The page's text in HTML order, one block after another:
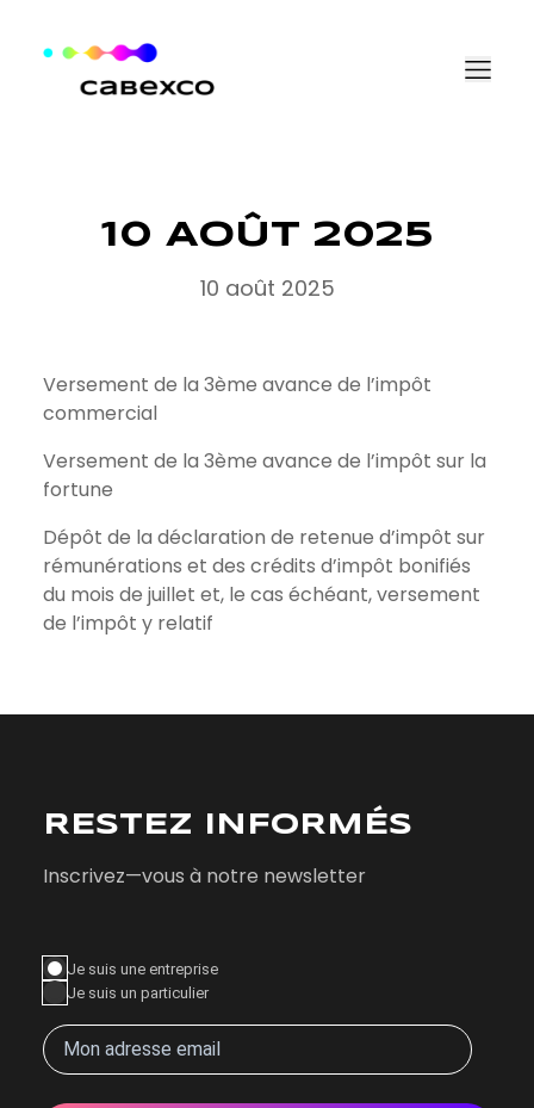
10 AOÛT 2025
10 août 2025
Versement de la 3ème avance de l’impôt
commercial
Versement de la 3ème avance de l’impôt sur la
fortune
Dépôt de la déclaration de retenue d’impôt sur
rémunérations et des crédits d’impôt bonifiés
du mois de juillet et, le cas échéant, versement
de l’impôt y relatif
RESTEZ INFORMÉS
Inscrivez—vous à notre newsletter
Je suis une entreprise
Je suis un particulier